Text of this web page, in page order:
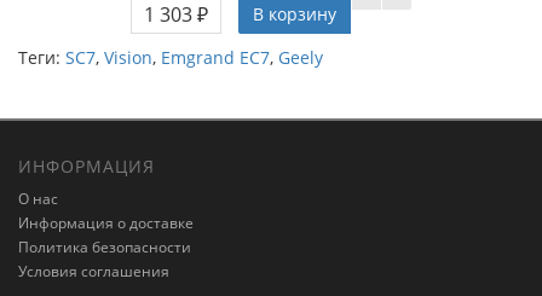
1 303 ₽
В корзину
Теги: SC7, Vision, Emgrand EC7, Geely
ИНФОРМАЦИЯ
О нас
Информация о доставке
Политика безопасности
Условия соглашения